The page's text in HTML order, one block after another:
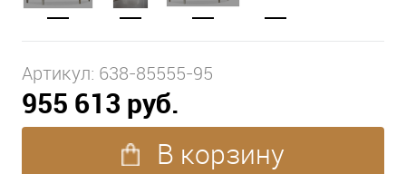
Артикул: 638-85555-95
955 613 руб.
В корзину